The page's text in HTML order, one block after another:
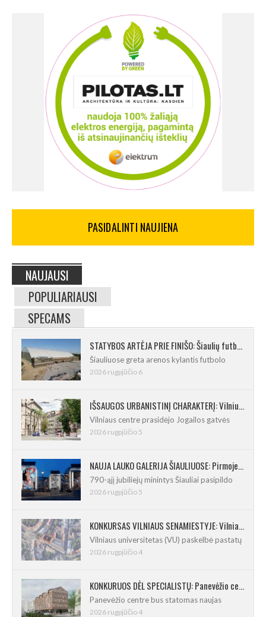
PASIDALINTI NAUJIENA
NAUJAUSI
POPULIARIAUSI
SPECAMS
STATYBOS ARTĖJA PRIE FINIŠO: Šiaulių futbolo ir regbio maniežas įgavo kontūrus
Šiauliuose greta arenos kylantis futbolo
2026 rugpjūčio 6
IŠSAUGOS URBANISTINĮ CHARAKTERĮ: Vilniuje pradėtas Jogailos gatvės remontas
Vilniaus centre prasidėjo Jogailos gatvės
2026 rugpjūčio 5
NAUJA LAUKO GALERIJA ŠIAULIUOSE: Pirmoje ekspozicijoje – Eduardo Juchnevičiaus kūryba
790-ąjį jubiliejų minintys Šiauliai pasipildo
2026 rugpjūčio 5
KONKURSAS VILNIAUS SENAMIESTYJE: Vilniaus universitetui reikia pedagogų rengimo centro
Vilniaus universitetas (VU) paskelbė pastatų
2026 rugpjūčio 4
KONKURUOS DĖL SPECIALISTŲ: Panevėžio centre iškils naujas 21 būsto namas
Panevėžio centre bus statomas naujas
2026 rugpjūčio 4